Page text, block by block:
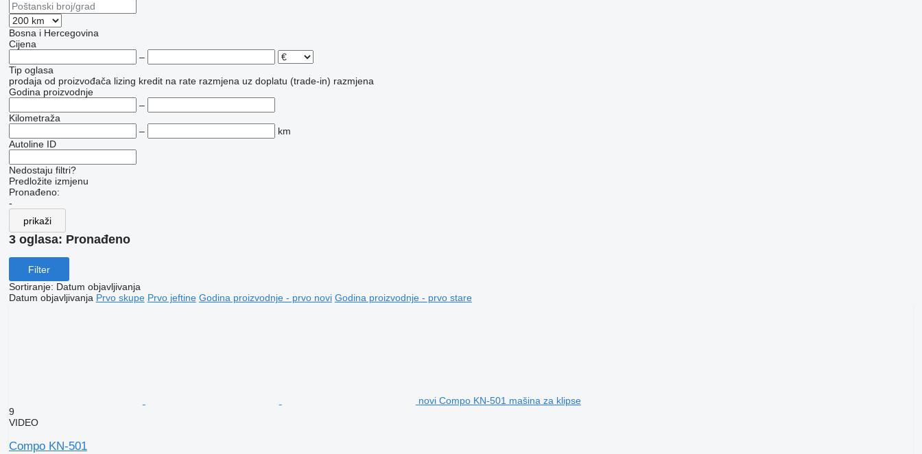
Bosna i Hercegovina
Cijena
–
Tip oglasa
prodaja od proizvođača lizing kredit na rate razmjena uz doplatu (trade-in) razmjena
Godina proizvodnje
–
Kilometraža
–
km
Autoline ID
Nedostaju filtri?
Predložite izmjenu
Pronađeno:
-
prikaži
3 oglasa: Pronađeno
Filter
Sortiranje: Datum objavljivanja
Datum objavljivanja Prvo skupe Prvo jeftine Godina proizvodnje - prvo novi Godina proizvodnje - prvo stare
novi Compo KN-501 mašina za klipse
9
VIDEO
Compo KN-501